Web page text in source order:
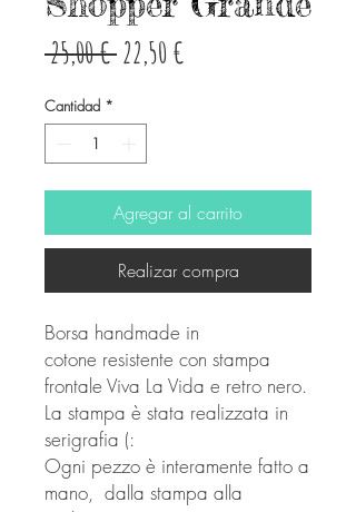
25,00 € Precio
22,50 €
Cantidad *
Agregar al carrito
Realizar compra
Borsa handmade in
cotone resistente con stampa
frontale Viva La Vida e retro nero.
La stampa è stata realizzata in
serigrafia (:
Ogni pezzo è interamente fatto a
mano, dalla stampa alla